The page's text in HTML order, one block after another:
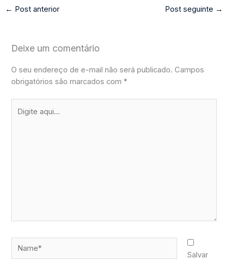
← Post anterior Post seguinte →
Deixe um comentário
O seu endereço de e-mail não será publicado. Campos
obrigatórios são marcados com*
aqui...
Salvar